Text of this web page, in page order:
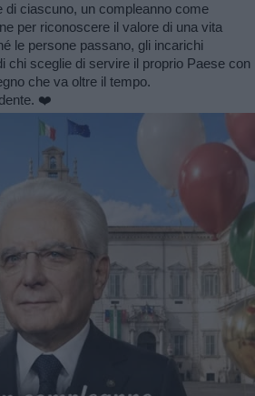
di ciascuno, un compleanno come
per riconoscere il valore di una vita
le persone passano, gli incarichi
chi sceglie di servire il proprio Paese con
che va oltre il tempo.
❤️